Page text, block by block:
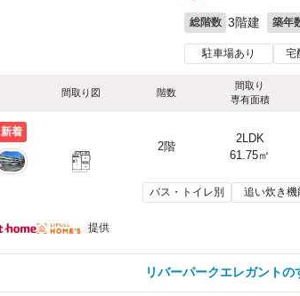
総階数 3階建 築年
駐車場あり 宅
間取り図 階数
間取り
専有面積
新着
2階
2LDK
61.75㎡
バス・トイレ別 追い炊き機
提供
リバーパークエレガント